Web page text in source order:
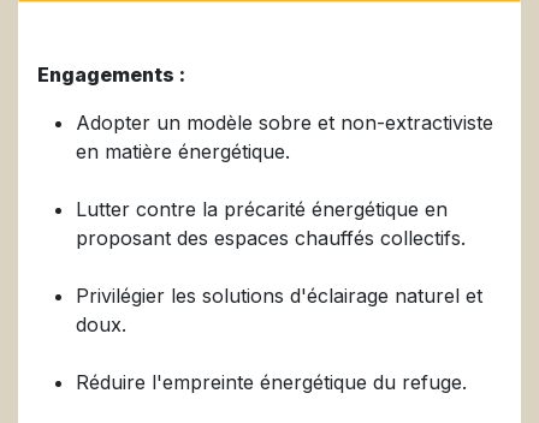
Engagements :
Adopter un modèle sobre et non-extractiviste
en matière énergétique.
Lutter contre la précarité énergétique en
proposant des espaces chauffés collectifs.
Privilégier les solutions d'éclairage naturel et
doux.
Réduire l'empreinte énergétique du refuge.